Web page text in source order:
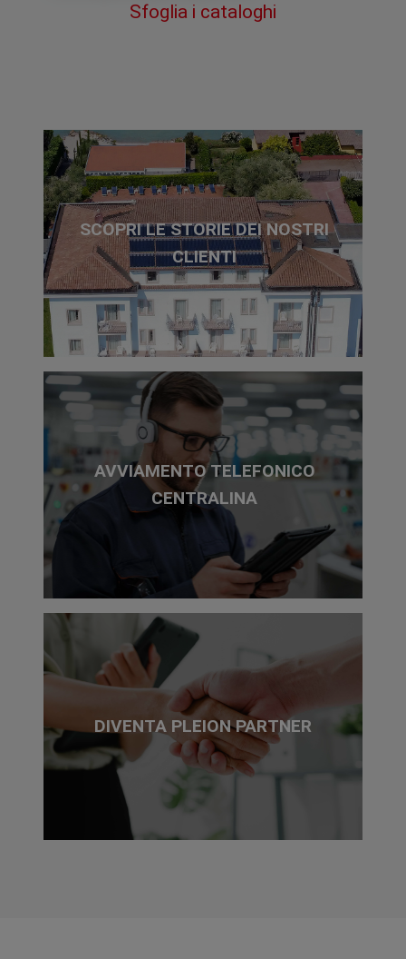
Sfoglia i cataloghi
SCOPRI LE STORIE DEI NOSTRI
CLIENTI
AVVIAMENTO TELEFONICO
CENTRALINA
DIVENTA PLEION PARTNER